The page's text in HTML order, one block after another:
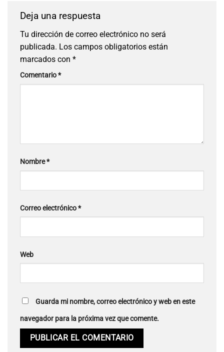
Deja una respuesta
Tu dirección de correo electrónico no será
publicada. Los campos obligatorios están
marcados con *
Comentario*
Nombre*
Correo electrónico*
Web
Guarda mi nombre, correo electrónico y web en este
navegador para la próxima vez que comente.